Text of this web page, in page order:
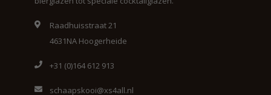
Raadhuisstraat 21
4631NA Hoogerheide
+31 (0)164 612 913
schaapskooi@xs4all.nl